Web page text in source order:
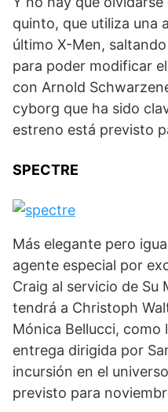
quinto, que utiliza una
último X-Men,
para poder modificar
con Arnold
cyborg que ha sido
estreno está previsto
SPECTRE
Más elegante pero
agente especial por
Craig al servicio de Su
tendrá a Christoph
Mónica Bellucci, como
entrega dirigida por
incursión en el
previsto para